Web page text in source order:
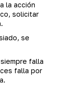
la acción
solicitar
se
falla
falla por